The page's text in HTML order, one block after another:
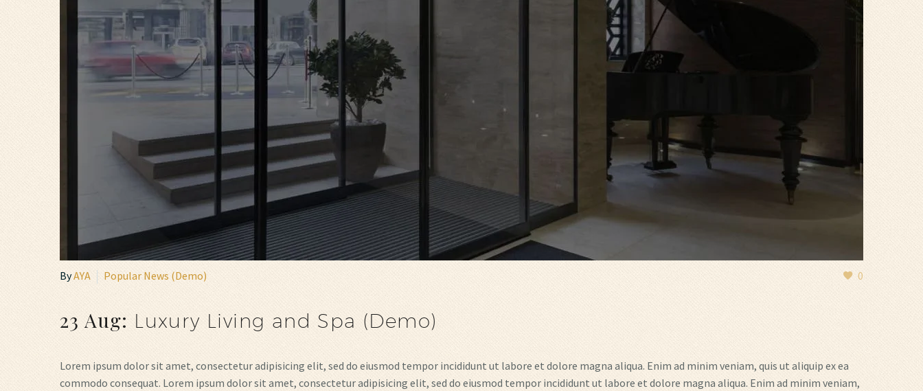
0
ByAYA Popular News (Demo)
23 Aug:Luxury Living and Spa (Demo)
Lorem ipsum dolor sit amet, consectetur adipisicing elit, sed do eiusmod tempor incididunt ut labore et dolore magna aliqua. Enim ad minim veniam, quis ut aliquip ex ea
commodo consequat. Lorem ipsum dolor sit amet, consectetur adipisicing elit, sed do eiusmod tempor incididunt ut labore et dolore magna aliqua. Enim ad minim veniam,